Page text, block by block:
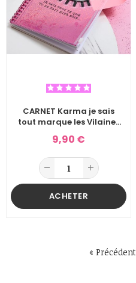
CARNET Karma je sais
tout marque les Vilaines
9,90 €
ACHETER
« Précédent